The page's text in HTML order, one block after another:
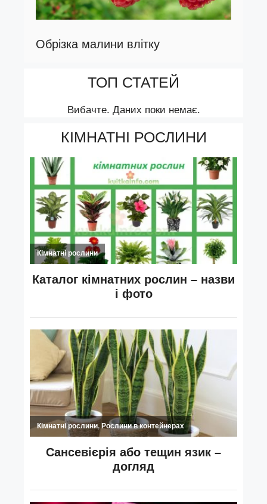
Обрізка малини влітку
ТОП СТАТЕЙ
Вибачте. Даних поки немає.
КІМНАТНІ РОСЛИНИ